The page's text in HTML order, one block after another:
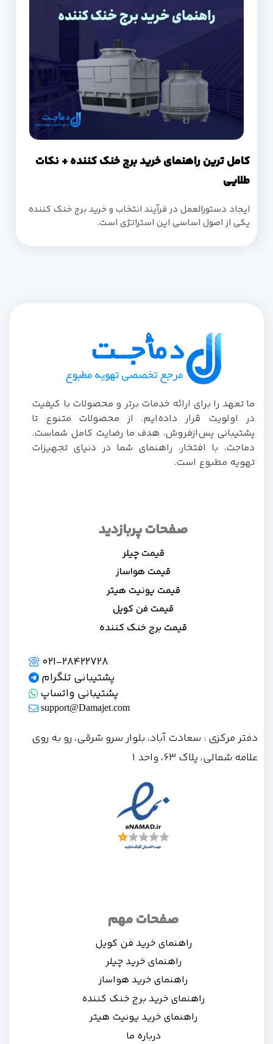
کامل ترین راهنمای خرید برج خنک کننده + نکات
طلایی
ایجاد دستورالعمل در فرآیند انتخاب و خرید برج خنک کننده
یکی از اصول اساسی این استراتژی است.
ما تعهد را برای ارائه خدمات برتر و محصولات با کیفیت
در اولویت قرار داده‌ایم. از محصولات متنوع تا
پشتیبانی پس‌از‌فروش، هدف ما رضایت کامل شماست.
دماجت، با افتخار، راهنمای شما در دنیای تجهیزات
تهویه مطبوع است.
صفحات پربازدید
قیمت چیلر
قیمت هواساز
قیمت یونیت هیتر
قیمت فن کویل
قیمت برج خنک کننده
صفحات مهم
راهنمای خرید فن کویل
راهنمای خرید چیلر
راهنمای خرید هواساز
راهنمای خرید برج خنک کننده
راهنمای خرید یونیت هیتر
درباره ما
021-28422728
پشتیبانی تلگرام
پشتیبانی واتساپ
support@Damajet.com
دفتر مرکزی : سعادت آباد، بلوار سرو شرقی، رو به روی
علامه شمالی، پلاک 63، واحد 1